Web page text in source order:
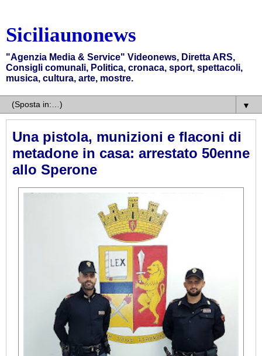
Siciliaunonews
"Agenzia Media & Service" Videonews, Diretta ARS,
Consigli comunali, Politica, cronaca, sport, spettacoli,
musica, cultura, arte, mostre.
▼
Una pistola, munizioni e flaconi di
metadone in casa: arrestato 50enne
allo Sperone